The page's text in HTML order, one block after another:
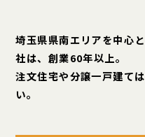
埼玉県県南エリアを中心
社は、創業60年以上。
注文住宅や分譲一戸建て
い。